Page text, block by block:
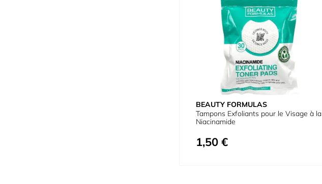
BEAUTY FORMULAS
Tampons Exfoliants pour le Visage à la
Niacinamide
1,50 €